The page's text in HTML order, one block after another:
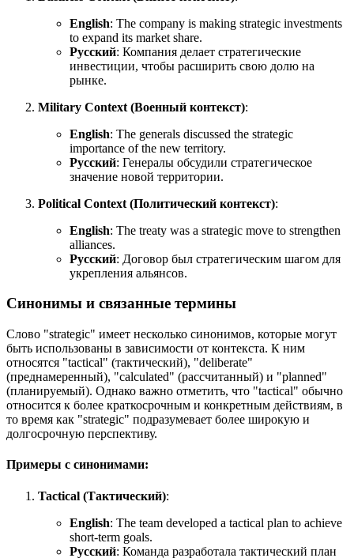
English: The company is making strategic investments
to expand its market share.
Русский: Компания делает стратегические
инвестиции, чтобы расширить свою долю на
рынке.
Military Context (Военный контекст):
English: The generals discussed the strategic
importance of the new territory.
Русский: Генералы обсудили стратегическое
значение новой территории.
Political Context (Политический контекст):
English: The treaty was a strategic move to strengthen
alliances.
Русский: Договор был стратегическим шагом для
укрепления альянсов.
Синонимы и связанные термины
Слово "strategic" имеет несколько синонимов, которые могут
быть использованы в зависимости от контекста. К ним
относятся "tactical" (тактический), "deliberate"
(преднамеренный), "calculated" (рассчитанный) и "planned"
(планируемый). Однако важно отметить, что "tactical" обычно
относится к более краткосрочным и конкретным действиям, в
то время как "strategic" подразумевает более широкую и
долгосрочную перспективу.
Примеры с синонимами:
Tactical (Тактический):
English: The team developed a tactical plan to achieve
short-term goals.
Русский: Команда разработала тактический план